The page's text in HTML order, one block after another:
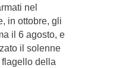
nel
in ottobre, gli
il 6 agosto, e
il solenne
flagello della